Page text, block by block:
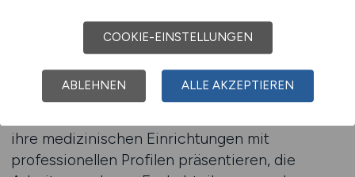
schnellere Ergebnisse und qualifizierte
Bewerbungen.
Ein weiterer Vorteil liegt in der
ihre medizinischen Einrichtungen mit
professionellen Profilen präsentieren, die
COOKIE-EINSTELLUNGEN
ABLEHNEN ALLE AKZEPTIEREN